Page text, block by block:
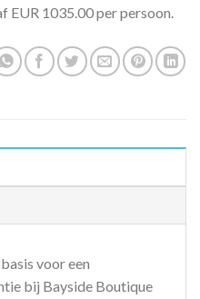
EUR 1035.00 per persoon.
voor een
bij Bayside Boutique